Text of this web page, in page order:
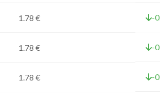
1.78 € -
1.78 € -
1.78 € -